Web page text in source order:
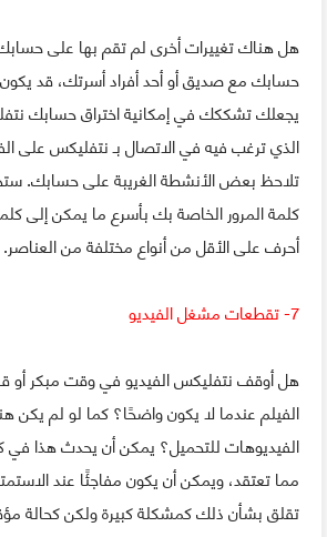
هل هناك تغييرات أخرى لم تقم بها على
حسابك مع صديق أو أحد أفراد أسرتك، قد يكون
يجعلك تشككك في إمكانية اختراق حسابك
الذي ترغب فيه في الاتصال بـ نتفليكس على
تلاحظ بعض الأنشطة الغريبة على حسابك.
كلمة المرور الخاصة بك بأسرع ما يمكن إلى
أحرف على الأقل من أنواع مختلفة من العناصر.
7- تقطعات مشغل الفيديو
هل أوقف نتفليكس الفيديو في وقت مبكر أو
الفيلم عندما لا يكون واضحًا؟ كما لو لم يكن
الفيديوهات للتحميل؟ يمكن أن يحدث هذا في
مما تعتقد، ويمكن أن يكون مفاجئًا عند
تقلق بشأن ذلك كمشكلة كبيرة ولكن كحالة